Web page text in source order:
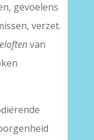
gevoelens
verzet.
van